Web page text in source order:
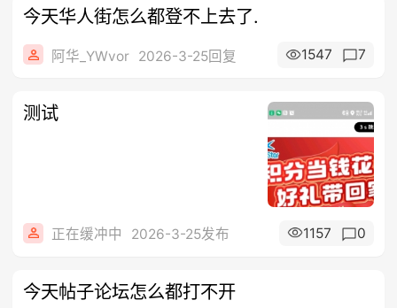
今天华人街怎么都登不上去了.
阿华_YWvor 2026-3-25回复 1547 7
测试
正在缓冲中 2026-3-25发布 1157 0
今天帖子论坛怎么都打不开